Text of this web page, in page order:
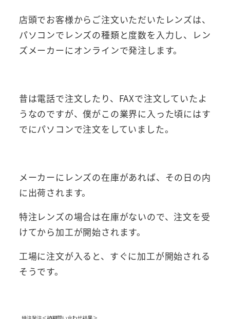
店頭でお客様からご注文いただいたレンズは、
パソコンでレンズの種類と度数を入力し、レン
ズメーカーにオンラインで発注します。
昔は電話で注文したり、FAXで注文していたよ
うなのですが、僕がこの業界に入った頃にはす
でにパソコンで注文をしていました。
メーカーにレンズの在庫があれば、その日の内
に出荷されます。
特注レンズの場合は在庫がないので、注文を受
けてから加工が開始されます。
工場に注文が入ると、すぐに加工が開始される
そうです。